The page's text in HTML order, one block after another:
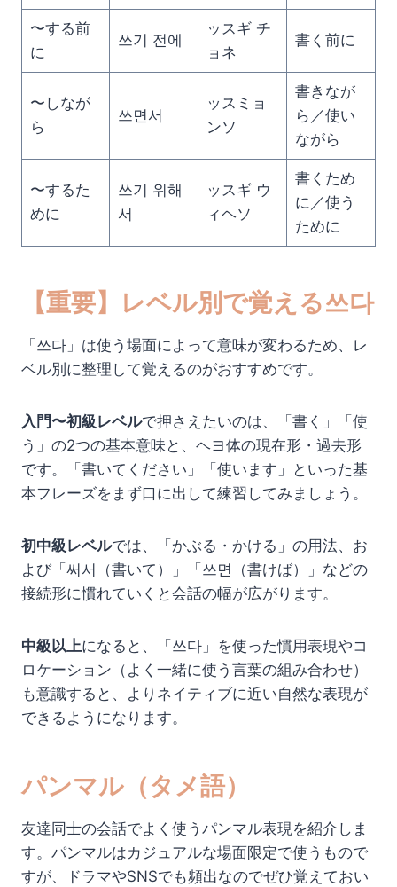
〜する前
に
쓰기 전에
ッスギ チ
ョネ
書く前に
〜しなが
ら
쓰면서
ッスミョ
ンソ
書きなが
ら／使い
ながら
〜するた
めに
쓰기 위해
서
ッスギ ウ
ィヘソ
書くため
に／使う
ために
【重要】レベル別で覚える쓰다
「쓰다」は使う場面によって意味が変わるため、レ
ベル別に整理して覚えるのがおすすめです。
入門〜初級レベルで押さえたいのは、「書く」「使
う」の2つの基本意味と、ヘヨ体の現在形・過去形
です。「書いてください」「使います」といった基
本フレーズをまず口に出して練習してみましょう。
初中級レベルでは、「かぶる・かける」の用法、お
よび「써서（書いて）」「쓰면（書けば）」などの
接続形に慣れていくと会話の幅が広がります。
中級以上になると、「쓰다」を使った慣用表現やコ
ロケーション（よく一緒に使う言葉の組み合わせ）
も意識すると、よりネイティブに近い自然な表現が
できるようになります。
パンマル（タメ語）
友達同士の会話でよく使うパンマル表現を紹介しま
す。パンマルはカジュアルな場面限定で使うもので
すが、ドラマやSNSでも頻出なのでぜひ覚えておい